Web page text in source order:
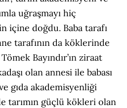
uğraşmayı hiç
içine doğdu. Baba tarafı
tarafının da köklerinde
Bayındır’ın ziraat
olan annesi ile babası
gıda akademisyenliği
tarımın güçlü kökleri olan